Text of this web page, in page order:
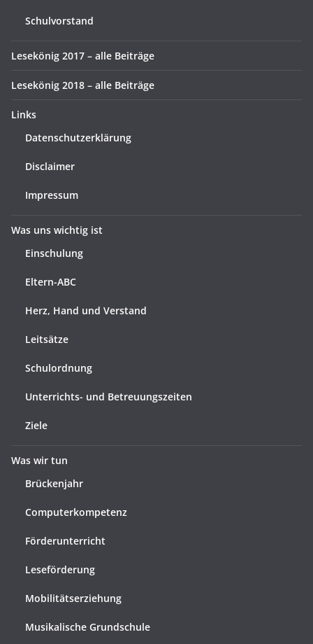
Schulvorstand
Lesekönig 2017 – alle Beiträge
Lesekönig 2018 – alle Beiträge
Links
Datenschutzerklärung
Disclaimer
Impressum
Was uns wichtig ist
Einschulung
Eltern-ABC
Herz, Hand und Verstand
Leitsätze
Schulordnung
Unterrichts- und Betreuungszeiten
Ziele
Was wir tun
Brückenjahr
Computerkompetenz
Förderunterricht
Leseförderung
Mobilitätserziehung
Musikalische Grundschule